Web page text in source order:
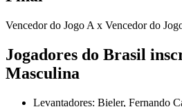
Vencedor do Jogo A x Vencedor do
Jogadores do Brasil
Masculina
Levantadores: Bieler, Fernando